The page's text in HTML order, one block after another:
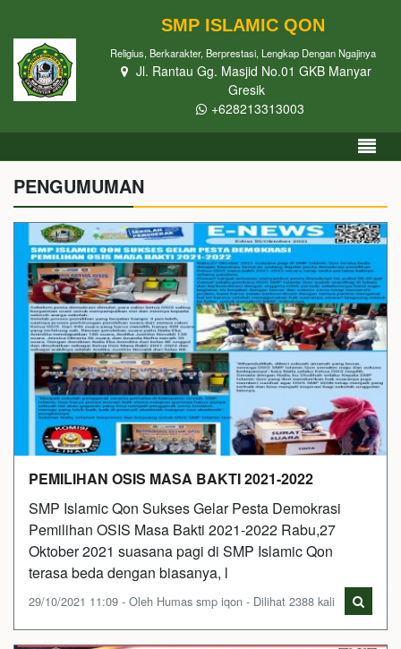
SMP ISLAMIC QON
Religius, Berkarakter, Berprestasi, Lengkap Dengan Ngajinya
Jl. Rantau Gg. Masjid No.01 GKB Manyar
Gresik
+628213313003
PENGUMUMAN
PEMILIHAN OSIS MASA BAKTI 2021-2022
SMP Islamic Qon Sukses Gelar Pesta Demokrasi
Pemilihan OSIS Masa Bakti 2021-2022 Rabu,27
Oktober 2021 suasana pagi di SMP Islamic Qon
terasa beda dengan biasanya, l
29/10/2021 11:09 - Oleh Humas smp iqon - Dilihat 2388 kali